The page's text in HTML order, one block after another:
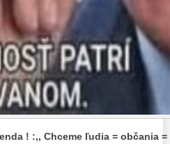
! :,, Chceme ľudia = občania